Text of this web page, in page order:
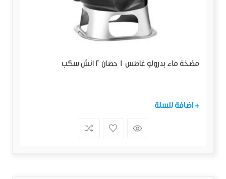
مضخة ماء بدرولو غاطس 1 حصان 2 انش سكب
+ اضافة للسلة